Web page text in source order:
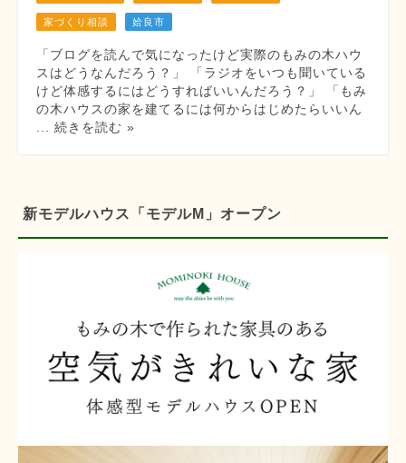
家づくり相談 姶良市
「ブログを読んで気になったけど実際のもみの木ハウ
スはどうなんだろう？」 「ラジオをいつも聞いている
けど体感するにはどうすればいいんだろう？」 「もみ
の木ハウスの家を建てるには何からはじめたらいいん
... 続きを読む »
新モデルハウス「モデルM」オープン